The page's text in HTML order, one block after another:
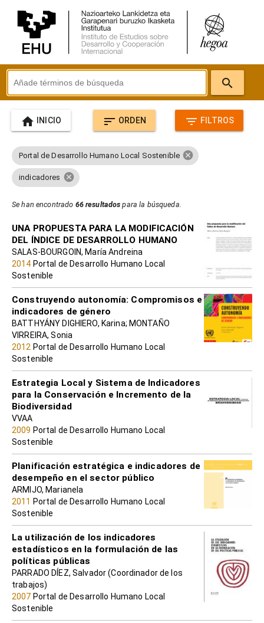
search
home INICIO sort ORDEN filter_list FILTROS
Portal de Desarrollo Humano Local Sostenible cancel
indicadores cancel
Se han encontrado 66 resultados para la búsqueda.
UNA PROPUESTA PARA LA MODIFICACIÓN
DEL ÍNDICE DE DESARROLLO HUMANO
SALAS-BOURGOIN, María Andreina
2014 Portal de Desarrollo Humano Local
Sostenible
Construyendo autonomía: Compromisos e
indicadores de género
BATTHYÁNY DIGHIERO, Karina; MONTAÑO
VIRREIRA, Sonia
2012 Portal de Desarrollo Humano Local
Sostenible
Estrategia Local y Sistema de Indicadores
para la Conservación e Incremento de la
Biodiversidad
VVAA
2009 Portal de Desarrollo Humano Local
Sostenible
Planificación estratégica e indicadores de
desempeño en el sector público
ARMIJO, Marianela
2011 Portal de Desarrollo Humano Local
Sostenible
La utilización de los indicadores
estadísticos en la formulación de las
políticas públicas
PARRADO DÍEZ, Salvador (Coordinador de los
trabajos)
2007 Portal de Desarrollo Humano Local
Sostenible